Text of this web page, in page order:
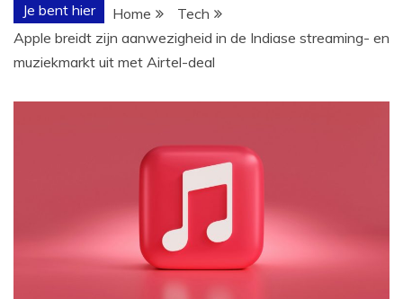
Je bent hier Home
Tech
Apple breidt zijn aanwezigheid in de Indiase streaming- en
muziekmarkt uit met Airtel-deal